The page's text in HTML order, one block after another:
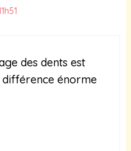
des dents est
différence énorme